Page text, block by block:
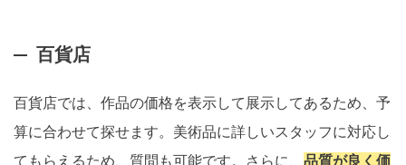
百貨店
百貨店では、作品の価格を表示して展示してあるため、予
算に合わせて探せます。美術品に詳しいスタッフに対応し
てもらえるため、質問も可能です。さらに、 品質が良く価